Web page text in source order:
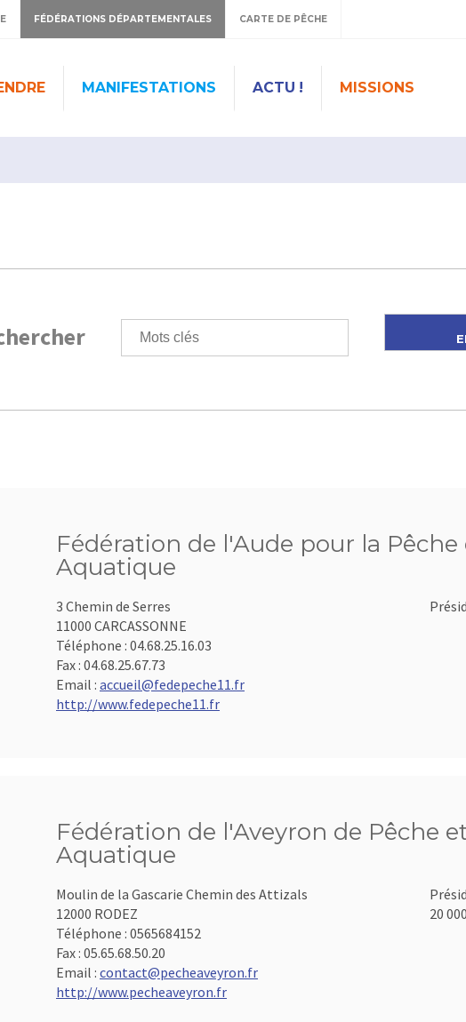
FÉDÉRATIONS DÉPARTEMENTALES CARTE DE PÊCHE
MANIFESTATIONS ACTU ! MISSIONS
Fédération de l'Aude pour la
Aquatique
3 Chemin de Serres
11000 CARCASSONNE
Téléphone : 04.68.25.16.03
Fax : 04.68.25.67.73
Email : accueil@fedepeche11.fr
http://www.fedepeche11.fr
Fédération de l'Aveyron de Pêche
Aquatique
Moulin de la Gascarie Chemin des Attizals
12000 RODEZ
Téléphone : 0565684152
Fax : 05.65.68.50.20
Email : contact@pecheaveyron.fr
http://www.pecheaveyron.fr
20